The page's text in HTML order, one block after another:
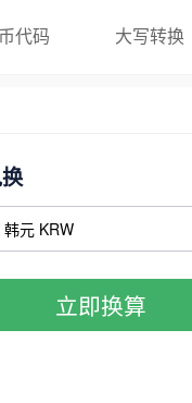
代码 大写转换
立即换算